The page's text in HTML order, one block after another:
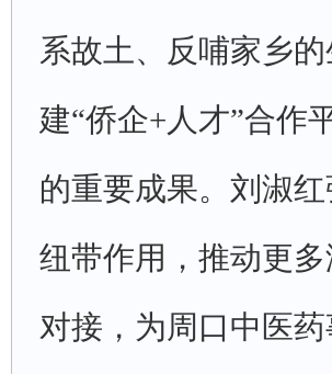
系故土、反哺家乡
建“侨企+人才”合作
的重要成果。刘淑
纽带作用，推动更
对接，为周口中医